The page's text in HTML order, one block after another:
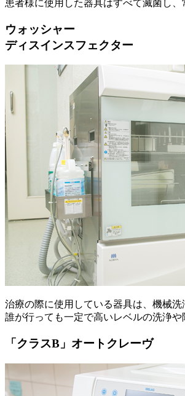
患者様に使用した器具はすべて滅菌し
ウォッシャー
ディスインスフェクター
治療の際に使用している器具は、機械洗
誰が行っても一定で高いレベルの洗浄
「クラスB」オートクレーヴ